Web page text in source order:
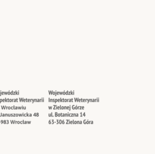
Method
Method
Security